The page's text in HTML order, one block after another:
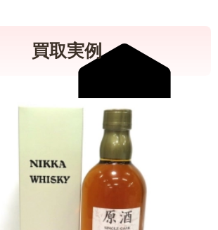
買取実例